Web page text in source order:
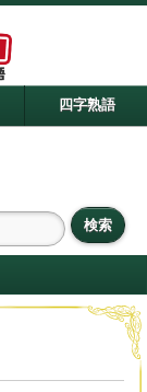
四字熟語
検索